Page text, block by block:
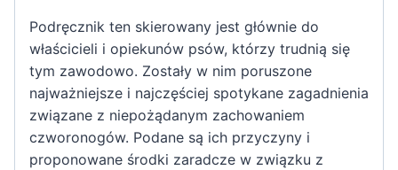
Podręcznik ten skierowany jest głównie do
właścicieli i opiekunów psów, którzy trudnią się
tym zawodowo. Zostały w nim poruszone
najważniejsze i najczęściej spotykane zagadnienia
związane z niepożądanym zachowaniem
czworonogów. Podane są ich przyczyny i
proponowane środki zaradcze w związku z